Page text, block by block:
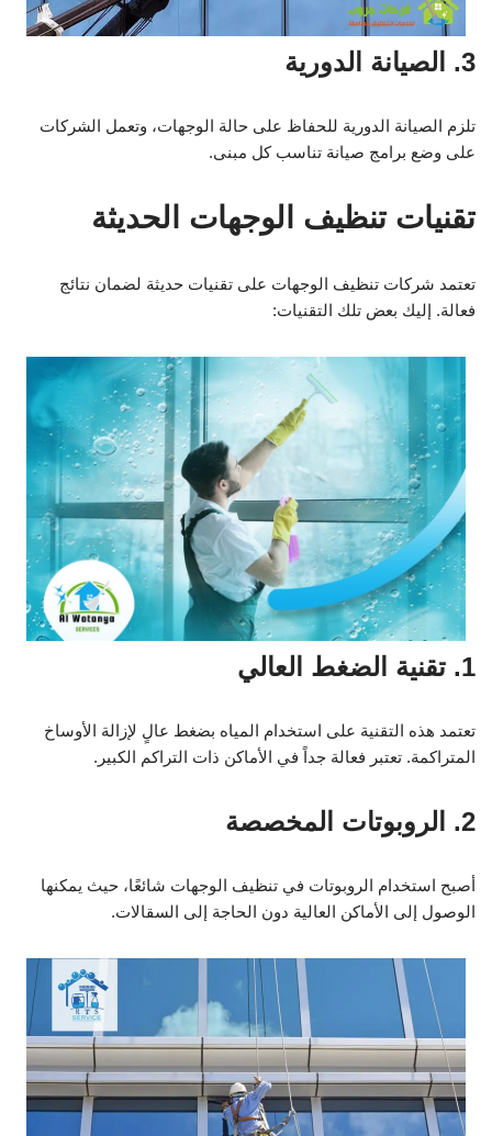
3. الصيانة الدورية
تلزم الصيانة الدورية للحفاظ على حالة الوجهات، وتعمل الشركات
على وضع برامج صيانة تناسب كل مبنى.
تقنيات تنظيف الوجهات الحديثة
تعتمد شركات تنظيف الوجهات على تقنيات حديثة لضمان نتائج
فعالة. إليك بعض تلك التقنيات:
1. تقنية الضغط العالي
تعتمد هذه التقنية على استخدام المياه بضغط عالٍ لإزالة الأوساخ
المتراكمة. تعتبر فعالة جداً في الأماكن ذات التراكم الكبير.
2. الروبوتات المخصصة
أصبح استخدام الروبوتات في تنظيف الوجهات شائعًا، حيث يمكنها
الوصول إلى الأماكن العالية دون الحاجة إلى السقالات.